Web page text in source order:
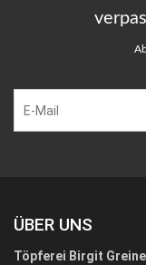
ÜBER UNS
Töpferei Birgit